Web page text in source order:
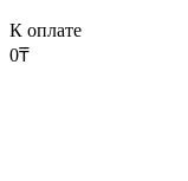
К оплате
0₸